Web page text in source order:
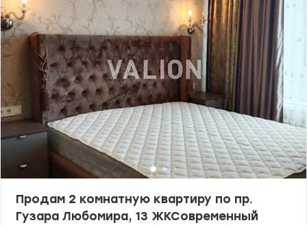
Продам 2 комнатную квартиру по пр.
Гузара Любомира, 13 ЖКСовременный